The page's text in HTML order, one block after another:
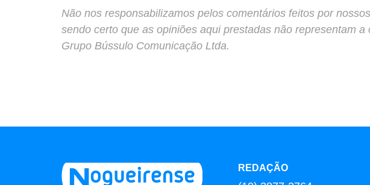
Não nos responsabilizamos pelos comentários feitos por
sendo certo que as opiniões aqui prestadas não representam a
Grupo Bússulo Comunicação Ltda.
REDAÇÃO